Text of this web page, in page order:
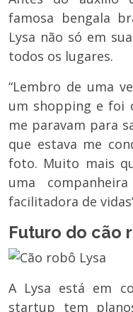
famosa bengala
Lysa não só em
todos os lugares.
“Lembro de uma
um shopping e foi
me paravam para
que estava me
foto. Muito mais
uma
facilitadora de
Futuro do cão
A Lysa está em
startup tem